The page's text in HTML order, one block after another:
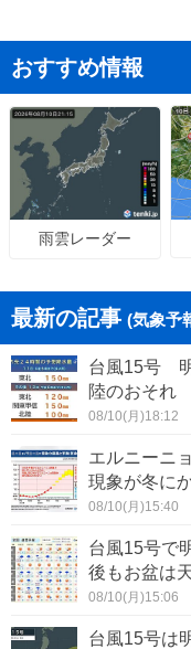
おすすめ情報
雨雲レーダー
最新の記事 (気象予
台風15号
陸のおそれ
08/10(月)18:12
エルニーニ
現象が冬に
08/10(月)15:40
台風15号で
後もお盆は
08/10(月)15:06
台風15号は